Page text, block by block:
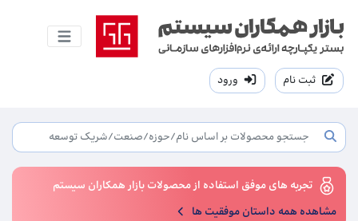
ثبت نام ورود
تجربه های موفق استفاده از محصولات بازار همکاران سیستم
مشاهده همه داستان موفقیت ها